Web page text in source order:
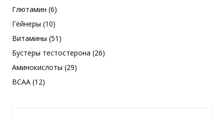
Глютамин (6)
Гейнеры (10)
Витамины (51)
Бустеры тестостерона (26)
Аминокислоты (29)
BCAA (12)